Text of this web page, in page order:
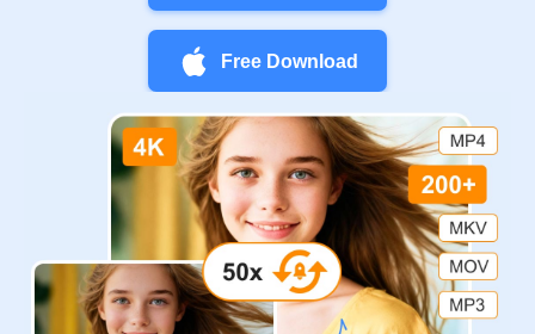
Free Download